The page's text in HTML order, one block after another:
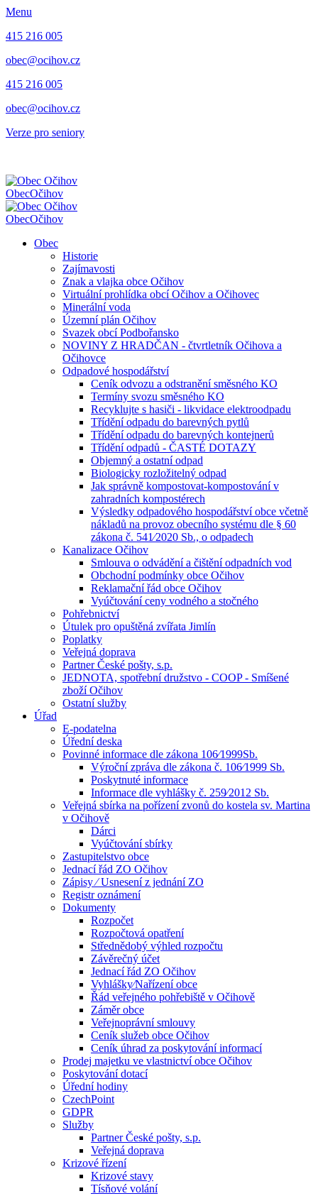
Menu
415 216 005
obec@ocihov.cz
415 216 005
obec@ocihov.cz
Verze pro seniory
ObecOčihov
ObecOčihov
Obec
Historie
Zajímavosti
Znak a vlajka obce Očihov
Virtuální prohlídka obcí Očihov a Očihovec
Minerální voda
Územní plán Očihov
Svazek obcí Podbořansko
NOVINY Z HRADČAN - čtvrtletník Očihova a
Očihovce
Odpadové hospodářství
Ceník odvozu a odstranění směsného KO
Termíny svozu směsného KO
Recyklujte s hasiči - likvidace elektroodpadu
Třídění odpadu do barevných pytlů
Třídění odpadu do barevných kontejnerů
Třídění odpadů - ČASTÉ DOTAZY
Objemný a ostatní odpad
Biologicky rozložitelný odpad
Jak správně kompostovat-kompostování v
zahradních kompostérech
Výsledky odpadového hospodářství obce včetně
nákladů na provoz obecního systému dle § 60
zákona č. 541⁄2020 Sb., o odpadech
Kanalizace Očihov
Smlouva o odvádění a čištění odpadních vod
Obchodní podmínky obce Očihov
Reklamační řád obce Očihov
Vyúčtování ceny vodného a stočného
Pohřebnictví
Útulek pro opuštěná zvířata Jimlín
Poplatky
Veřejná doprava
Partner České pošty, s.p.
JEDNOTA, spotřební družstvo - COOP - Smíšené
zboží Očihov
Ostatní služby
Úřad
E-podatelna
Úřední deska
Povinné informace dle zákona 106⁄1999Sb.
Výroční zpráva dle zákona č. 106⁄1999 Sb.
Poskytnuté informace
Informace dle vyhlášky č. 259⁄2012 Sb.
Veřejná sbírka na pořízení zvonů do kostela sv. Martina
v Očihově
Dárci
Vyúčtování sbírky
Zastupitelstvo obce
Jednací řád ZO Očihov
Zápisy ⁄ Usnesení z jednání ZO
Registr oznámení
Dokumenty
Rozpočet
Rozpočtová opatření
Střednědobý výhled rozpočtu
Závěrečný účet
Jednací řád ZO Očihov
Vyhlášky⁄Nařízení obce
Řád veřejného pohřebiště v Očihově
Záměr obce
Veřejnoprávní smlouvy
Ceník služeb obce Očihov
Ceník úhrad za poskytování informací
Prodej majetku ve vlastnictví obce Očihov
Poskytování dotací
Úřední hodiny
CzechPoint
GDPR
Služby
Partner České pošty, s.p.
Veřejná doprava
Krizové řízení
Krizové stavy
Tísňové volání